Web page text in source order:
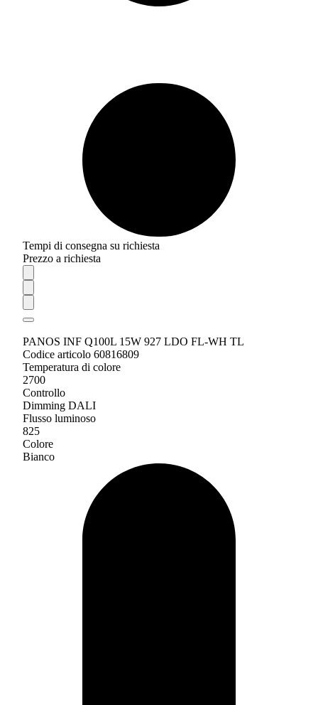
Tempi di consegna su richiesta
Prezzo a richiesta
PANOS INF Q100L 15W 927 LDO FL-WH TL
Codice articolo 60816809
Temperatura di colore
2700
Controllo
Dimming DALI
Flusso luminoso
825
Colore
Bianco